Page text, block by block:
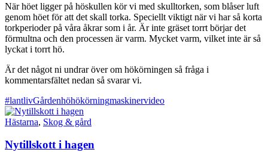
När höet ligger på höskullen kör vi med skulltorken, som blåser luft
genom höet för att det skall torka. Speciellt viktigt när vi har så korta
torkperioder på våra åkrar som i år. Är inte gräset torrt börjar det
förmultna och den processen är varm. Mycket varm, vilket inte är så
lyckat i torrt hö.
Är det något ni undrar över om hökörningen så fråga i
kommentarsfältet nedan så svarar vi.
#lantlivGårdenhöhökörningmaskinervideo
Hästarna, Skog & gård
Nytillskott i hagen